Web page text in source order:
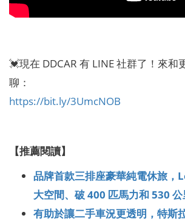
💓現在 DDCAR 有 LINE 社群了！來和
聊：
https://bit.ly/3UmcNOB
【推薦閱讀】
品牌首款三排座豪華純電休旅，
大空間、破 400 匹馬力和 530
有助於讓二手車況更透明，特斯